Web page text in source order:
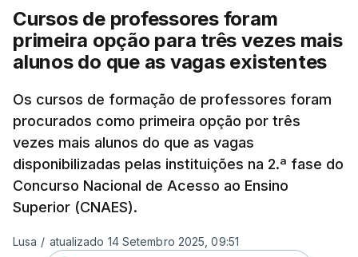
Cursos de professores foram
primeira opção para três vezes mais
alunos do que as vagas existentes
Os cursos de formação de professores foram
procurados como primeira opção por três
vezes mais alunos do que as vagas
disponibilizadas pelas instituições na 2.ª fase do
Concurso Nacional de Acesso ao Ensino
Superior (CNAES).
Lusa / atualizado 14 Setembro 2025, 09:51